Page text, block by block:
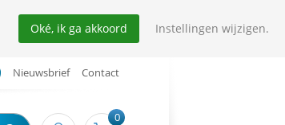
Nieuwsbrief Contact
0
Oké, ik ga akkoord Instellingen wijzigen.